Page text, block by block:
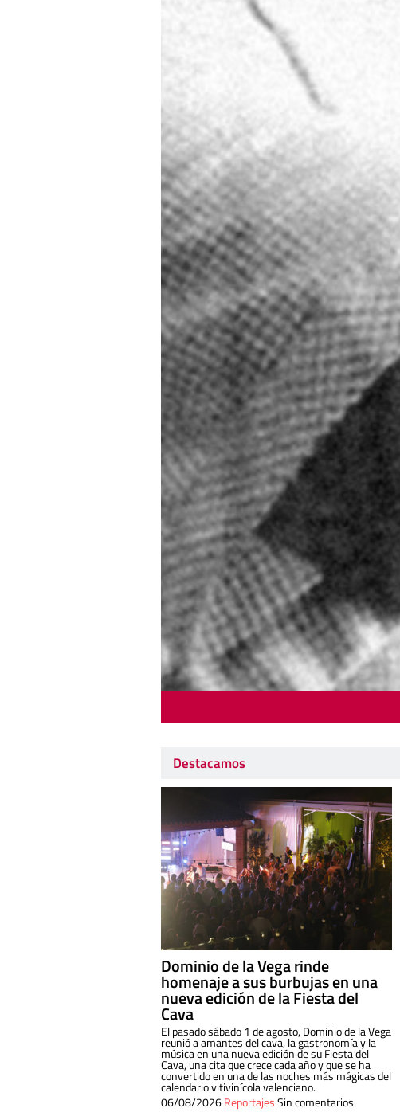
Destacamos
Dominio de la Vega rinde
homenaje a sus burbujas en una
nueva edición de la Fiesta del
Cava
El pasado sábado 1 de agosto, Dominio de la Vega
reunió a amantes del cava, la gastronomía y la
música en una nueva edición de su Fiesta del
Cava, una cita que crece cada año y que se ha
convertido en una de las noches más mágicas del
calendario vitivinícola valenciano.
06/08/2026ReportajesSin comentarios